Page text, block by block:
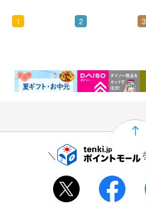
1
0.46%還元
2
1.5%還元
3